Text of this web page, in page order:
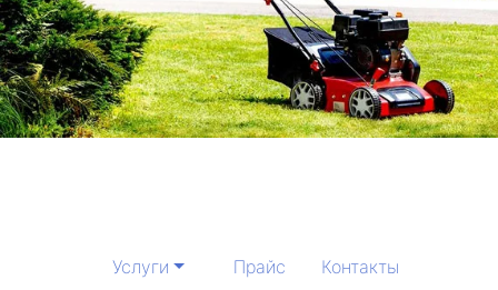
Услуги Прайс Контакты